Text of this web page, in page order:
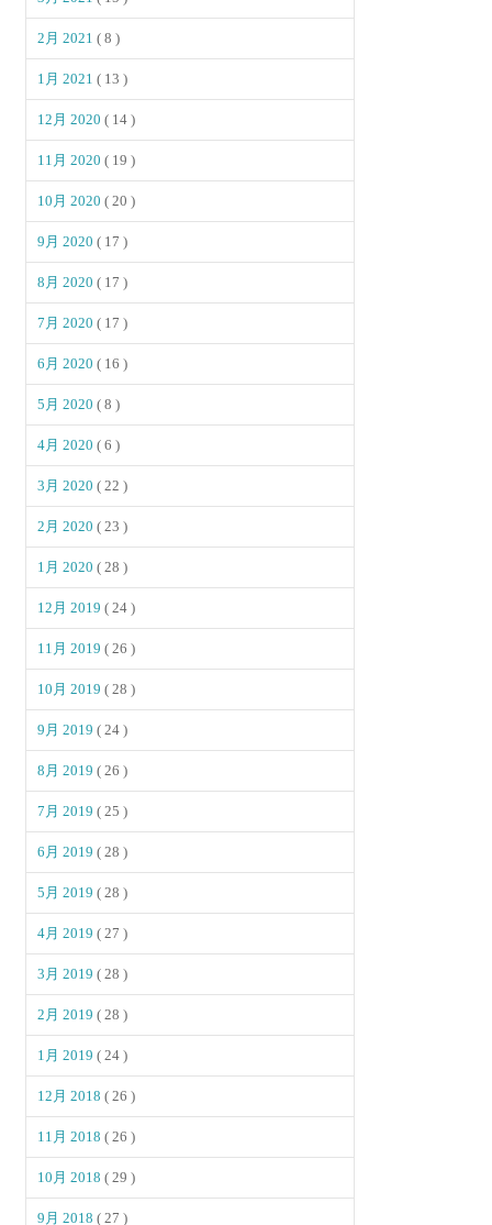
2月 2021( 8 )
1月 2021( 13 )
12月 2020( 14 )
11月 2020( 19 )
10月 2020( 20 )
9月 2020( 17 )
8月 2020( 17 )
7月 2020( 17 )
6月 2020( 16 )
5月 2020( 8 )
4月 2020( 6 )
3月 2020( 22 )
2月 2020( 23 )
1月 2020( 28 )
12月 2019( 24 )
11月 2019( 26 )
10月 2019( 28 )
9月 2019( 24 )
8月 2019( 26 )
7月 2019( 25 )
6月 2019( 28 )
5月 2019( 28 )
4月 2019( 27 )
3月 2019( 28 )
2月 2019( 28 )
1月 2019( 24 )
12月 2018( 26 )
11月 2018( 26 )
10月 2018( 29 )
9月 2018( 27 )